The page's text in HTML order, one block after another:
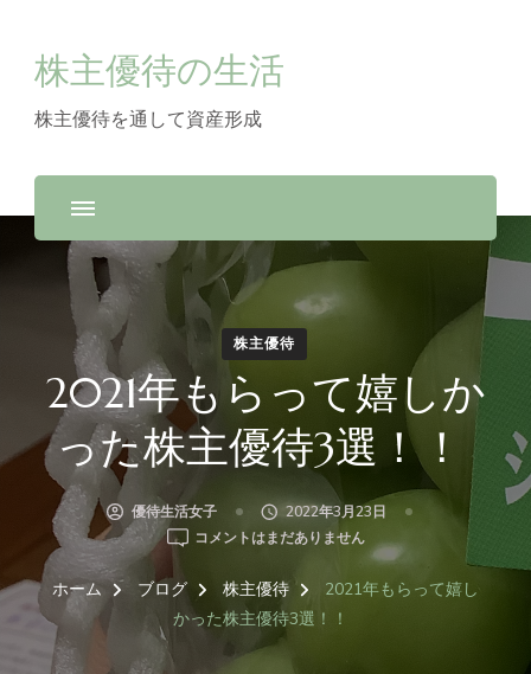
株主優待の生活
株主優待を通して資産形成
株主優待
2021年もらって嬉しか
った株主優待3選！！
優待生活女子
2022年3月23日
2021
も
コメントはまだありません
ホーム ブログ 株主優待
2021年もらって嬉し
かった株主優待3選！！